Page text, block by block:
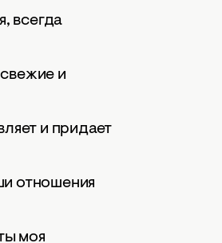
всегда
и
и придает
отношения
моя